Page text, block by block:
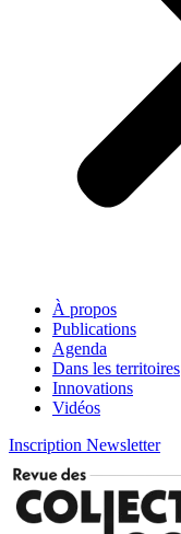
À propos
Publications
Agenda
Dans les territoires
Innovations
Vidéos
Inscription Newsletter